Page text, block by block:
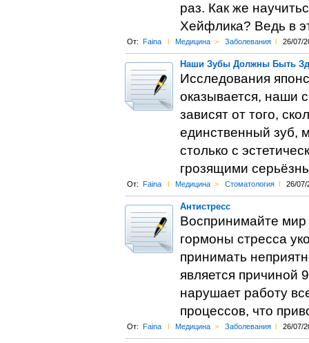
раз. Как же
Хейфлика? Ведь в
От: Faina l Медицина > Заболевания l 26/07/
Наши Зубы Должны Быть
Исследования
оказывается, наши
зависят от того,
единственный зуб,
столько с
грозящими
От: Faina l Медицина > Cтоматология l 26/07/
Антистресс
Воспринимайте мир
гормоны стресса
принимать
является причиной
нарушает работу
процессов, что
От: Faina l Медицина > Заболевания l 26/07/